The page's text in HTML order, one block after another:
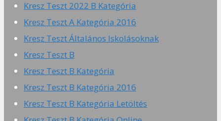
Kresz Teszt 2022 B Kategória
Kresz Teszt A Kategória 2016
Kresz Teszt Általános Iskolásoknak
Kresz Teszt B
Kresz Teszt B Kategória
Kresz Teszt B Kategória 2016
Kresz Teszt B Kategória Letöltés